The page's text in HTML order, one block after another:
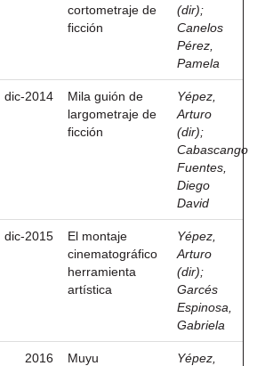
cortometraje de
ficción
(dir);
Canelos
Pérez,
Pamela
dic-2014
Mila guión de
largometraje de
ficción
Yépez,
Arturo
(dir);
Cabascango
Fuentes,
Diego
David
dic-2015
El montaje
cinematográfico
herramienta
artística
Yépez,
Arturo
(dir);
Garcés
Espinosa,
Gabriela
2016 Muyu
Yépez,